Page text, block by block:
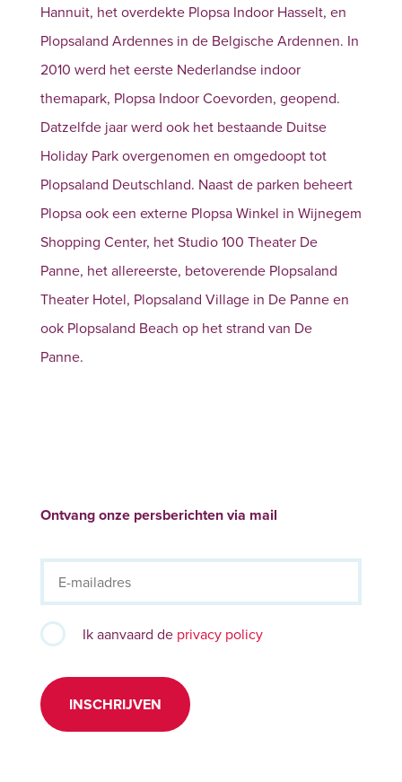
Hannuit, het overdekte Plopsa Indoor Hasselt, en
Plopsaland Ardennes in de Belgische Ardennen. In
2010 werd het eerste Nederlandse indoor
themapark, Plopsa Indoor Coevorden, geopend.
Datzelfde jaar werd ook het bestaande Duitse
Holiday Park overgenomen en omgedoopt tot
Plopsaland Deutschland. Naast de parken beheert
Plopsa ook een externe Plopsa Winkel in Wijnegem
Shopping Center, het Studio 100 Theater De
Panne, het allereerste, betoverende Plopsaland
Theater Hotel, Plopsaland Village in De Panne en
ook Plopsaland Beach op het strand van De
Panne.
Ontvang onze persberichten via mail
Ik aanvaard de privacy policy
INSCHRIJVEN